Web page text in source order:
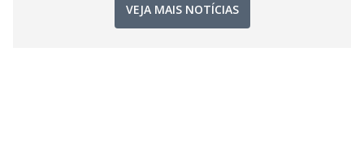
VEJA MAIS NOTÍCIAS